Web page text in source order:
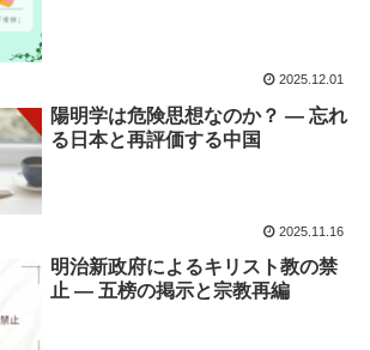
2025.12.01
陽明学は危険思想なのか？ ― 忘れ
る日本と再評価する中国
2025.11.16
明治新政府によるキリスト教の禁
止 ― 五榜の掲示と宗教再編